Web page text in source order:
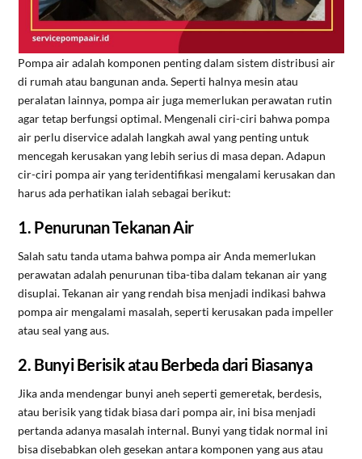
Pompa air adalah komponen penting dalam sistem distribusi air
di rumah atau bangunan anda. Seperti halnya mesin atau
peralatan lainnya, pompa air juga memerlukan perawatan rutin
agar tetap berfungsi optimal. Mengenali ciri-ciri bahwa pompa
air perlu diservice adalah langkah awal yang penting untuk
mencegah kerusakan yang lebih serius di masa depan. Adapun
cir-ciri pompa air yang teridentifikasi mengalami kerusakan dan
harus ada perhatikan ialah sebagai berikut:
1. Penurunan Tekanan Air
Salah satu tanda utama bahwa pompa air Anda memerlukan
perawatan adalah penurunan tiba-tiba dalam tekanan air yang
disuplai. Tekanan air yang rendah bisa menjadi indikasi bahwa
pompa air mengalami masalah, seperti kerusakan pada impeller
atau seal yang aus.
2. Bunyi Berisik atau Berbeda dari Biasanya
Jika anda mendengar bunyi aneh seperti gemeretak, berdesis,
atau berisik yang tidak biasa dari pompa air, ini bisa menjadi
pertanda adanya masalah internal. Bunyi yang tidak normal ini
bisa disebabkan oleh gesekan antara komponen yang aus atau